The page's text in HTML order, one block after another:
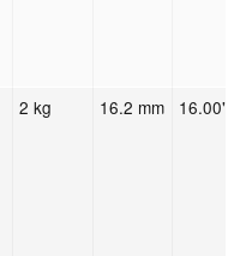
2 kg 16.2 mm 16.00"